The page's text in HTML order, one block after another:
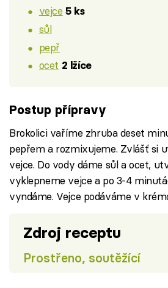
vejce 5 ks
sůl
pepř
ocet 2 lžíce
Postup přípravy
Brokolici vaříme zhruba deset
pepřem a rozmixujeme. Zvlášť si
vejce. Do vody dáme sůl a ocet,
vyklepneme vejce a po 3-4
vyndáme. Vejce podáváme v
Zdroj receptu
Prostřeno, soutěžící